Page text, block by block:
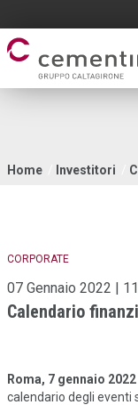
Tu
Home Investitori
CORPORATE
07 Gennaio 2022 |
Calendario
Roma, 7 gennaio 2022
calendario degli eventi